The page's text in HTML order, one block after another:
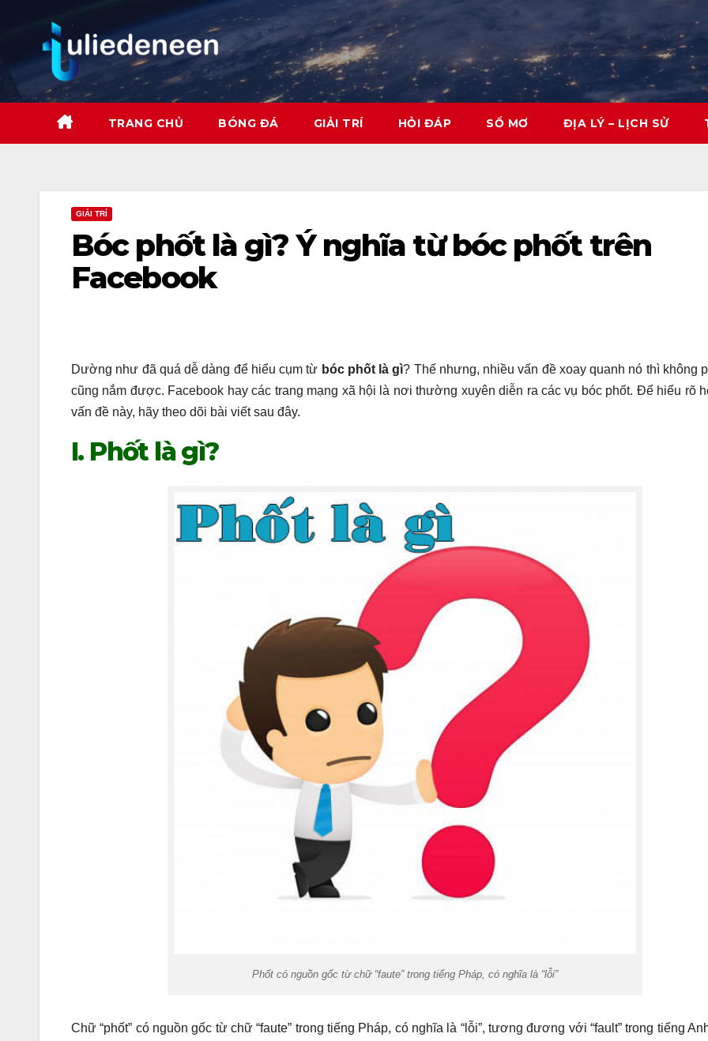
TRANG CHỦ BÓNG ĐÁ GIẢI TRÍ HỎI ĐÁP SỔ MƠ ĐỊA LÝ – LỊCH SỬ
GIẢI TRÍ
Bóc phốt là gì? Ý nghĩa từ bóc phốt trên
Facebook
Dường như đã quá dễ dàng để hiểu cụm từ bóc phốt là gì? Thế nhưng, nhiều vấn đề xoay quanh nó thì không
cũng nắm được. Facebook hay các trang mạng xã hội là nơi thường xuyên diễn ra các vụ bóc phốt. Để hiểu rõ
vấn đề này, hãy theo dõi bài viết sau đây.
I. Phốt là gì?
Phốt có nguồn gốc từ chữ “faute” trong tiếng Pháp, có nghĩa là “lỗi”
Chữ “phốt” có nguồn gốc từ chữ “faute” trong tiếng Pháp, có nghĩa là “lỗi”, tương đương với “fault” trong tiếng